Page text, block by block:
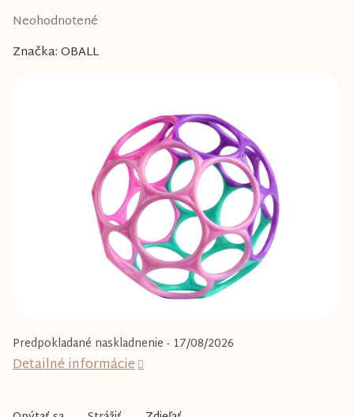
Priemerné
produktu
Neohodnotené
Značka:OBALL
Predpokladané naskladnenie - 17/08/2026
Detailné informácie